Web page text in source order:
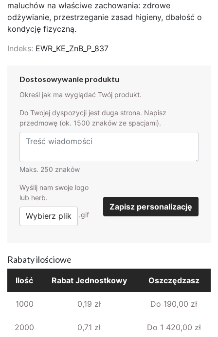
maluchów na właściwe zachowania: zdrowe
odżywianie, przestrzeganie zasad higieny, dbałość o
kondycję fizyczną.
Indeks: EWR_KE_ZnB_P_837
Dostosowywanie produktu
Określ jak ma wyglądać Twój produkt.
Do Twojej dyspozycji jest duga strona. Napisz
przedmowę (ok. 1500 znaków ze spacjami).
Maks. 250 znaków
Wyślij nam swoje logo
lub herb.
.png .jpg .gif
Zapisz personalizację
Rabaty ilościowe
Ilość Rabat Jednostkowy Oszczędzasz
1000 0,19 zł Do 190,00 zł
2000 0,71 zł Do 1 420,00 zł